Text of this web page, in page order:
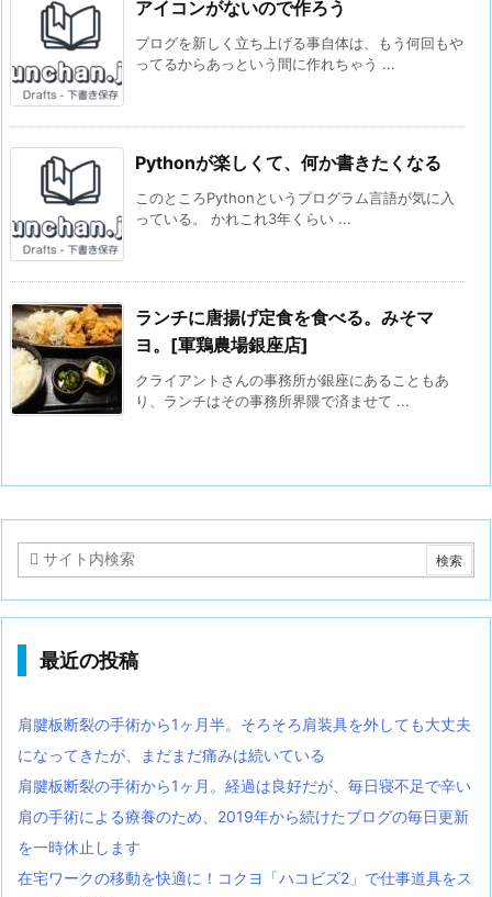
アイコンがないので作ろう
ブログを新しく立ち上げる事自体は、もう何回もや
ってるからあっという間に作れちゃう ...
Pythonが楽しくて、何か書きたくなる
このところPythonというプログラム言語が気に入
っている。 かれこれ3年くらい ...
ランチに唐揚げ定食を食べる。みそマ
ヨ。[軍鶏農場銀座店]
クライアントさんの事務所が銀座にあることもあ
り、ランチはその事務所界隈で済ませて ...
最近の投稿
肩腱板断裂の手術から1ヶ月半。そろそろ肩装具を外しても大丈夫
になってきたが、まだまだ痛みは続いている
肩腱板断裂の手術から1ヶ月。経過は良好だが、毎日寝不足で辛い
肩の手術による療養のため、2019年から続けたブログの毎日更新
を一時休止します
在宅ワークの移動を快適に！コクヨ「ハコビズ2」で仕事道具をス